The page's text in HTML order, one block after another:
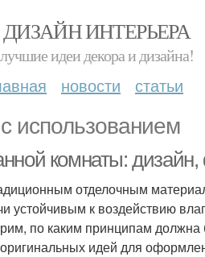
ДИЗАЙН ИНТЕРЬЕРА
лучшие идеи декора и дизайна!
новости статьи
использованием
комнаты:
отделочным
устойчивым к воздействию
по каким принципам
идей для